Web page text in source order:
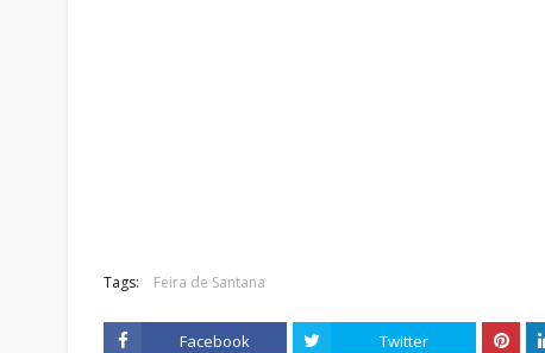
Tags: Feira de Santana
Facebook Twitter